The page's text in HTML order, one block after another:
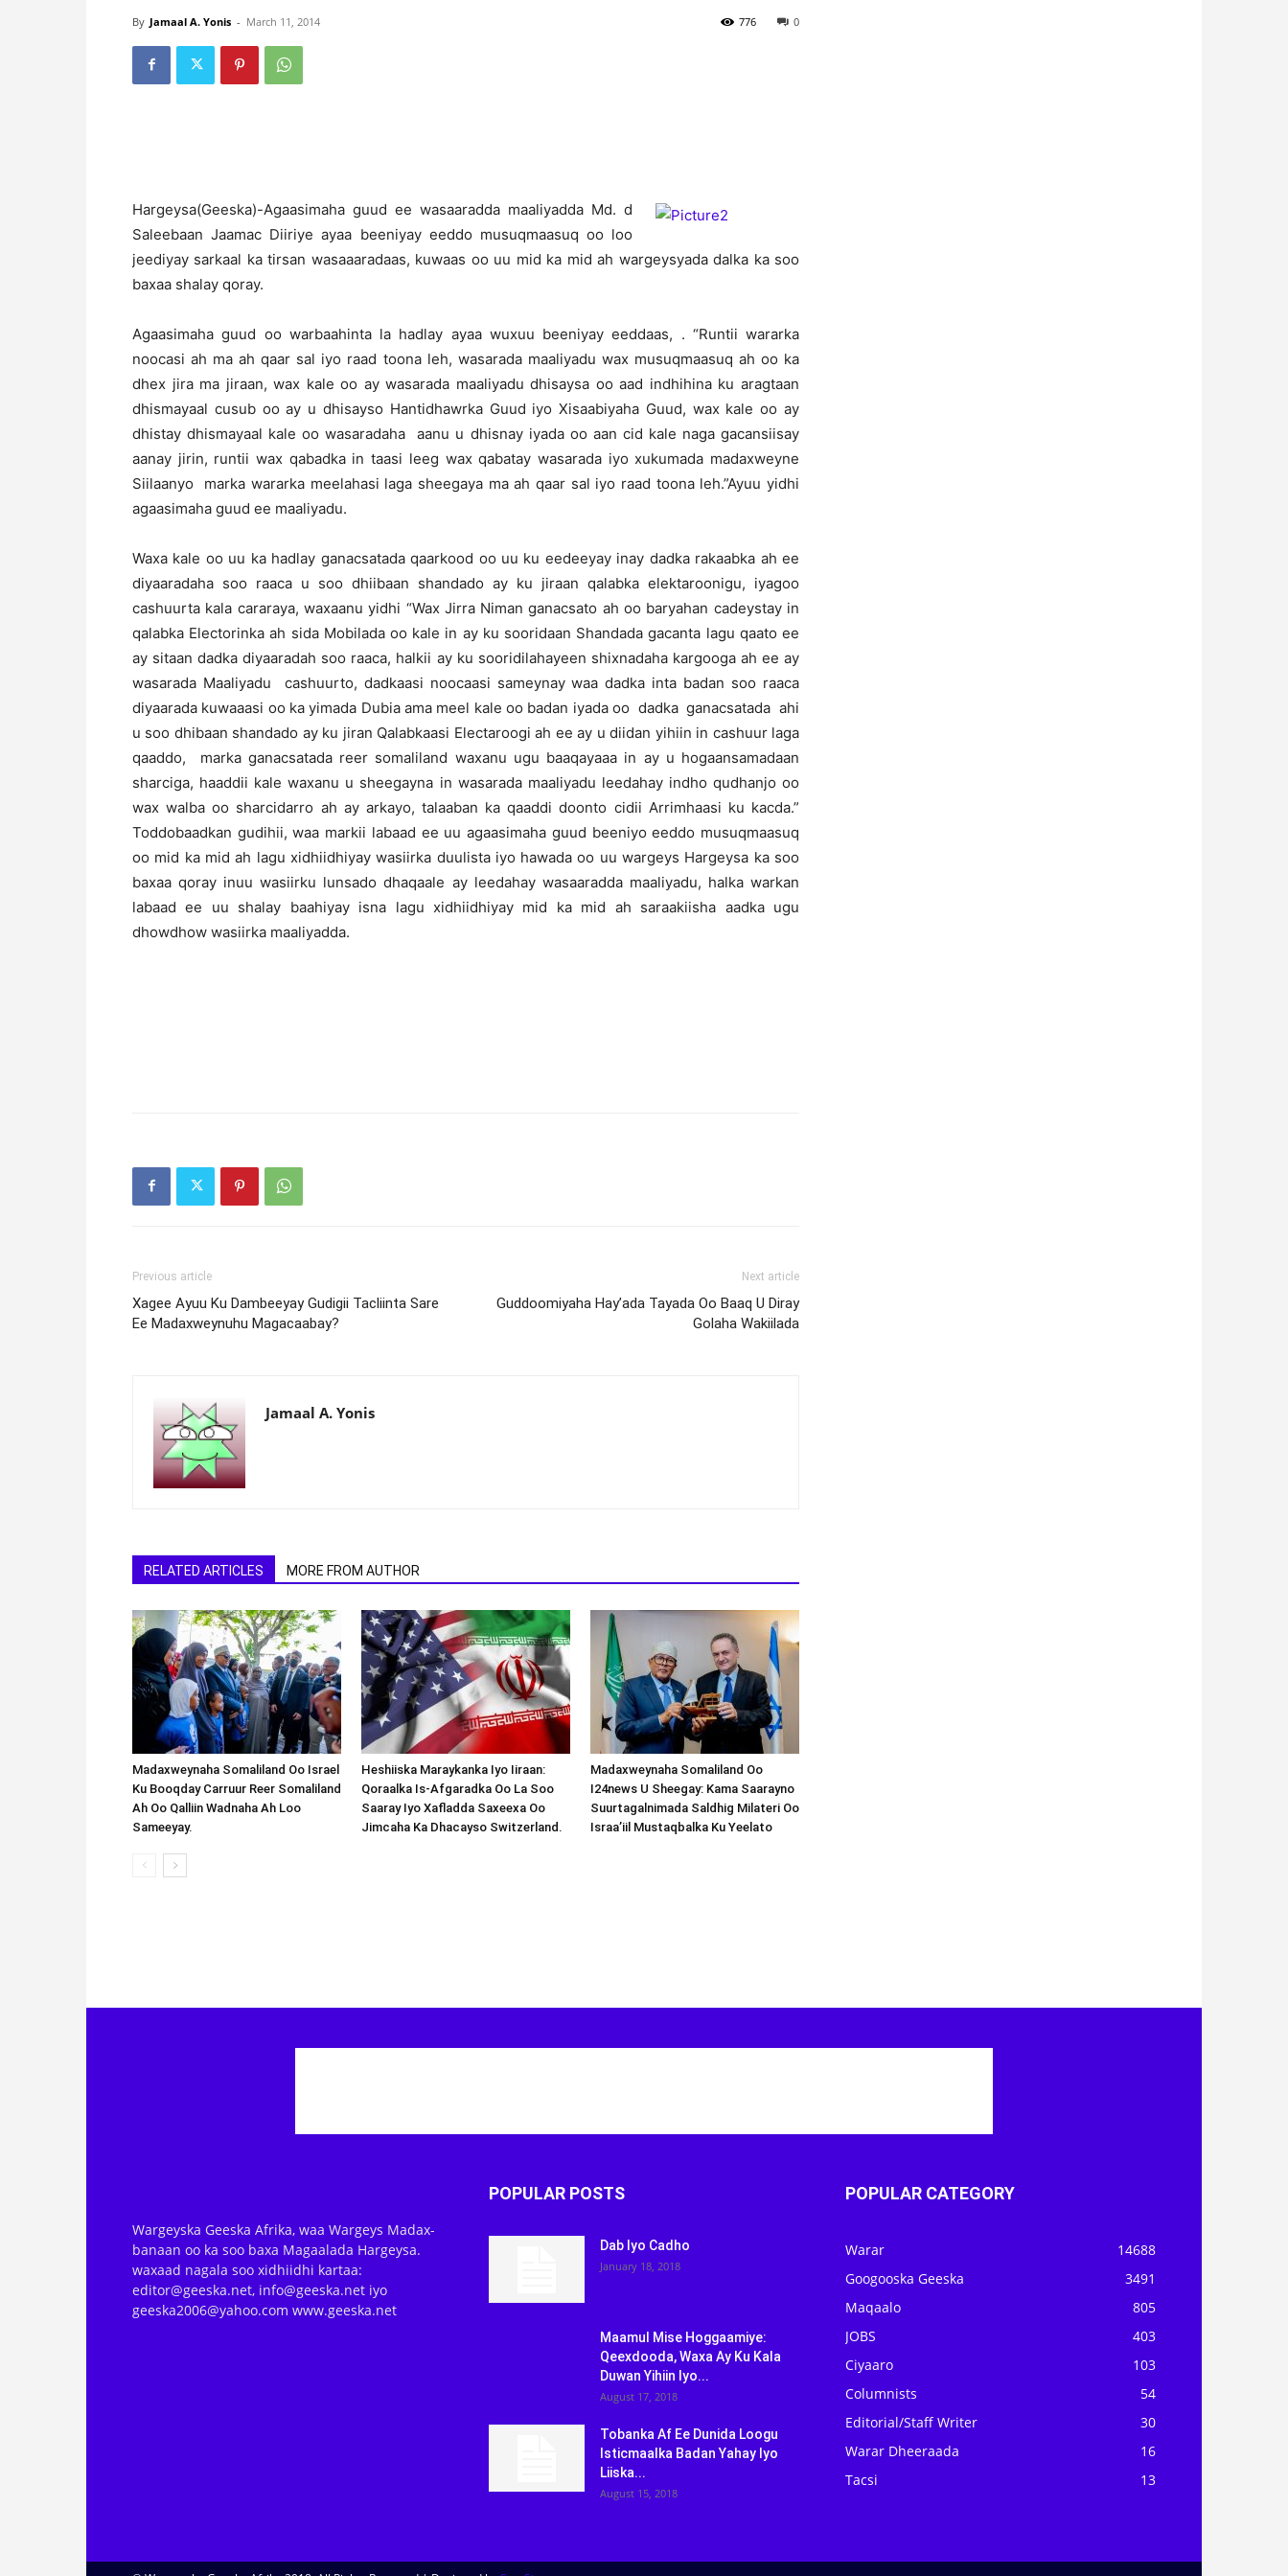
By Jamaal A. Yonis - March 11, 2014 0
776
Hargeysa(Geeska)-Agaasimaha guud ee wasaaradda maaliyadda Md. d
Saleebaan Jaamac Diiriye ayaa beeniyay eeddo musuqmaasuq oo loo
jeediyay sarkaal ka tirsan wasaaaradaas, kuwaas oo uu mid ka mid ah wargeysyada dalka ka soo
baxaa shalay qoray.
Agaasimaha guud oo warbaahinta la hadlay ayaa wuxuu beeniyay eeddaas, . “Runtii wararka
noocasi ah ma ah qaar sal iyo raad toona leh, wasarada maaliyadu wax musuqmaasuq ah oo ka
dhex jira ma jiraan, wax kale oo ay wasarada maaliyadu dhisaysa oo aad indhihina ku aragtaan
dhismayaal cusub oo ay u dhisayso Hantidhawrka Guud iyo Xisaabiyaha Guud, wax kale oo ay
dhistay dhismayaal kale oo wasaradaha aanu u dhisnay iyada oo aan cid kale naga gacansiisay
aanay jirin, runtii wax qabadka in taasi leeg wax qabatay wasarada iyo xukumada madaxweyne
Siilaanyo marka wararka meelahasi laga sheegaya ma ah qaar sal iyo raad toona leh.”Ayuu yidhi
agaasimaha guud ee maaliyadu.
Waxa kale oo uu ka hadlay ganacsatada qaarkood oo uu ku eedeeyay inay dadka rakaabka ah ee
diyaaradaha soo raaca u soo dhiibaan shandado ay ku jiraan qalabka elektaroonigu, iyagoo
cashuurta kala cararaya, waxaanu yidhi “Wax Jirra Niman ganacsato ah oo baryahan cadeystay in
qalabka Electorinka ah sida Mobilada oo kale in ay ku sooridaan Shandada gacanta lagu qaato ee
ay sitaan dadka diyaaradah soo raaca, halkii ay ku sooridilahayeen shixnadaha kargooga ah ee ay
wasarada Maaliyadu cashuurto, dadkaasi noocaasi sameynay waa dadka inta badan soo raaca
diyaarada kuwaaasi oo ka yimada Dubia ama meel kale oo badan iyada oo dadka ganacsatada ahi
u soo dhibaan shandado ay ku jiran Qalabkaasi Electaroogi ah ee ay u diidan yihiin in cashuur laga
qaaddo, marka ganacsatada reer somaliland waxanu ugu baaqayaaa in ay u hogaansamadaan
sharciga, haaddii kale waxanu u sheegayna in wasarada maaliyadu leedahay indho qudhanjo oo
wax walba oo sharcidarro ah ay arkayo, talaaban ka qaaddi doonto cidii Arrimhaasi ku kacda.”
Toddobaadkan gudihii, waa markii labaad ee uu agaasimaha guud beeniyo eeddo musuqmaasuq
oo mid ka mid ah lagu xidhiidhiyay wasiirka duulista iyo hawada oo uu wargeys Hargeysa ka soo
baxaa qoray inuu wasiirku lunsado dhaqaale ay leedahay wasaaradda maaliyadu, halka warkan
labaad ee uu shalay baahiyay isna lagu xidhiidhiyay mid ka mid ah saraakiisha aadka ugu
dhowdhow wasiirka maaliyadda.
Previous article
Xagee Ayuu Ku Dambeeyay Gudigii Tacliinta Sare
Ee Madaxweynuhu Magacaabay?
Next article
Guddoomiyaha Hay’ada Tayada Oo Baaq U Diray
Golaha Wakiilada
Jamaal A. Yonis
RELATED ARTICLES MORE FROM AUTHOR
Madaxweynaha Somaliland Oo Israel
Ku Booqday Carruur Reer Somaliland
Ah Oo Qalliin Wadnaha Ah Loo
Sameeyay.
Heshiiska Maraykanka Iyo Iiraan:
Qoraalka Is-Afgaradka Oo La Soo
Saaray Iyo Xafladda Saxeexa Oo
Jimcaha Ka Dhacayso Switzerland.
Madaxweynaha Somaliland Oo
I24news U Sheegay: Kama Saarayno
Suurtagalnimada Saldhig Milateri Oo
Israa’iil Mustaqbalka Ku Yeelato
Wargeyska Geeska Afrika, waa Wargeys Madax-
banaan oo ka soo baxa Magaalada Hargeysa.
waxaad nagala soo xidhiidhi kartaa:
editor@geeska.net, info@geeska.net iyo
geeska2006@yahoo.com www.geeska.net
POPULAR POSTS
Dab Iyo Cadho
January 18, 2018
Maamul Mise Hoggaamiye:
Qeexdooda, Waxa Ay Ku Kala
Duwan Yihiin Iyo...
August 17, 2018
Tobanka Af Ee Dunida Loogu
Isticmaalka Badan Yahay Iyo
Liiska...
August 15, 2018
POPULAR CATEGORY
Warar
14688
Googooska Geeska
3491
Maqaalo
805
JOBS
403
Ciyaaro
103
Columnists
54
Editorial/Staff Writer
30
Warar Dheeraada
16
Tacsi
13